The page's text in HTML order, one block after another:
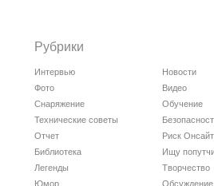
Рубрики
Интервью
Новости
Фото
Видео
Снаряжение
Обучение
Технические советы
Отчет
Риск Онсайт
Библиотека
Ищу
Легенды
Творчество
Юмор
Обсуждение